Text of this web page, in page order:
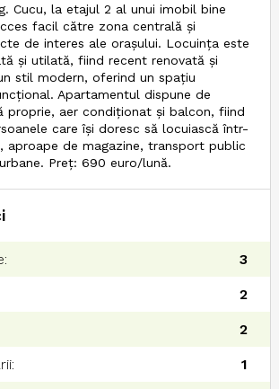
Cucu, la etajul 2 al unui imobil bine
facil către zona centrală și
de interes ale orașului. Locuința este
și utilată, fiind recent renovată și
stil modern, oferind un spațiu
Apartamentul dispune de
proprie, aer condiționat și balcon, fiind
care își doresc să locuiască într-
aproape de magazine, transport public
Preț: 690 euro/lună.
3
2
2
1